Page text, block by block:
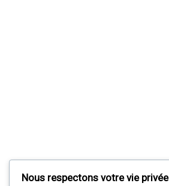
Nous respectons votre vie privée